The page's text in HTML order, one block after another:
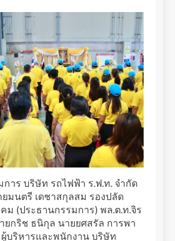
าร บริษัท รถไฟฟ้า ร.ฟ.ท. จำกัด
มนตรี เดชาสกุลสม รองปลัด
ม (ประธานกรรมการ) พล.ต.ท.จิร
กริช ธนิกุล นายยศสรัล การพา
บริหารและพนักงาน บริษัท